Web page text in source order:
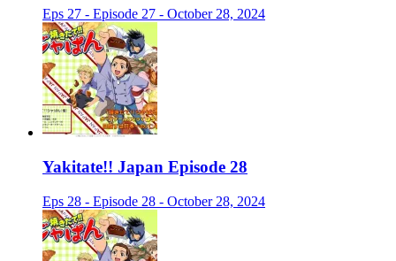
Eps 27 - Episode 27 - October 28, 2024
Yakitate!! Japan Episode 28
Eps 28 - Episode 28 - October 28, 2024